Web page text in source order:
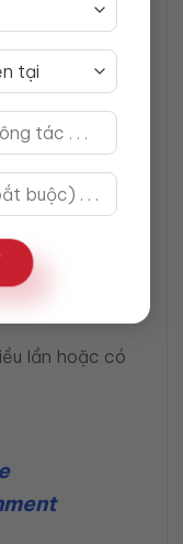
hoặc
và đoạn mở
từ quan
lần hoặc có